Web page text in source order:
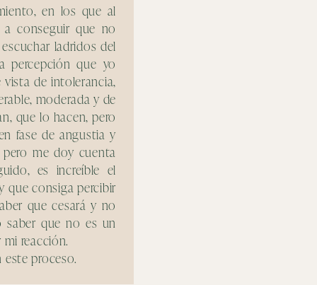
en los que al
conseguir que no
ladridos del
percepción que yo
de intolerancia,
moderada y de
que lo hacen, pero
fase de angustia y
me doy cuenta
es increíble el
que consiga percibir
que cesará y no
saber que no es un
reacción.
este proceso.